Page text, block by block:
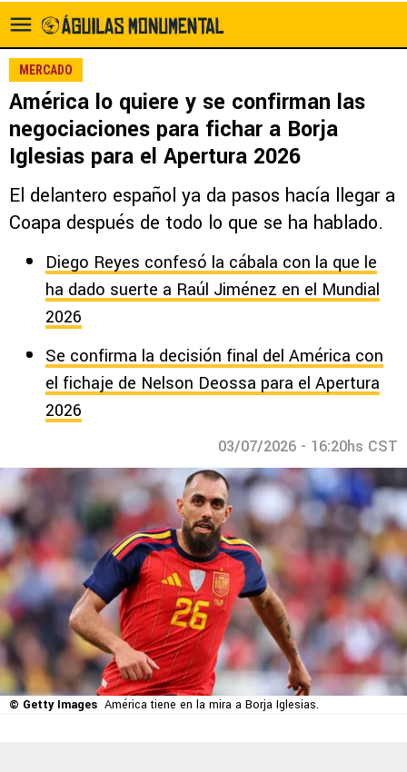
MERCADO
América lo quiere y se confirman las
negociaciones para fichar a Borja
Iglesias para el Apertura 2026
El delantero español ya da pasos hacía llegar a
Coapa después de todo lo que se ha hablado.
Diego Reyes confesó la cábala con la que le
ha dado suerte a Raúl Jiménez en el Mundial
2026
Se confirma la decisión final del América con
el fichaje de Nelson Deossa para el Apertura
2026
03/07/2026 - 16:20hs CST
© Getty Images América tiene en la mira a Borja Iglesias.